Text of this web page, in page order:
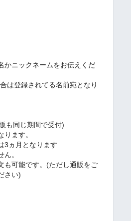
かニックネームをお伝えくだ
は登録されてる名前宛となり
も同じ期間で受付)
ます。
3ヵ月となります
。
も可能です。(ただし通販をご
さい)